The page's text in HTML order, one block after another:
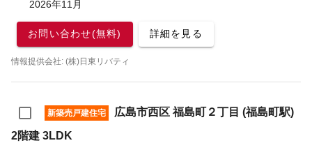
2026年11月
お問い合わせ(無料) 詳細を見る
情報提供会社: (株)日東リバティ
新築売戸建住宅
広島市西区 福島町２丁目 (福島町駅)
2階建 3LDK